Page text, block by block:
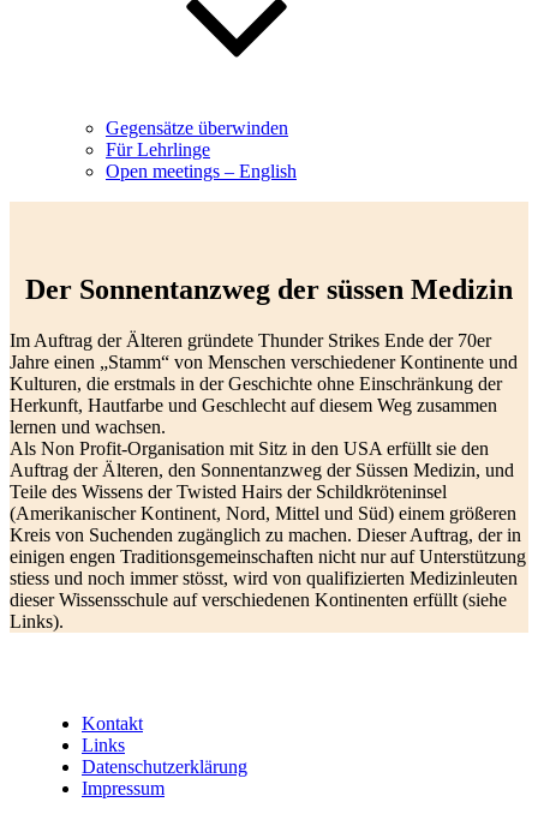
Gegensätze überwinden
Für Lehrlinge
Open meetings – English
Der Sonnentanzweg der süssen Medizin
Im Auftrag der Älteren gründete Thunder Strikes Ende der 70er
Jahre einen „Stamm“ von Menschen verschiedener Kontinente und
Kulturen, die erstmals in der Geschichte ohne Einschränkung der
Herkunft, Hautfarbe und Geschlecht auf diesem Weg zusammen
lernen und wachsen.
Als Non Profit-Organisation mit Sitz in den USA erfüllt sie den
Auftrag der Älteren, den Sonnentanzweg der Süssen Medizin, und
Teile des Wissens der Twisted Hairs der Schildkröteninsel
(Amerikanischer Kontinent, Nord, Mittel und Süd) einem größeren
Kreis von Suchenden zugänglich zu machen. Dieser Auftrag, der in
einigen engen Traditionsgemeinschaften nicht nur auf Unterstützung
stiess und noch immer stösst, wird von qualifizierten Medizinleuten
dieser Wissensschule auf verschiedenen Kontinenten erfüllt (siehe
Links).
Kontakt
Links
Datenschutzerklärung
Impressum